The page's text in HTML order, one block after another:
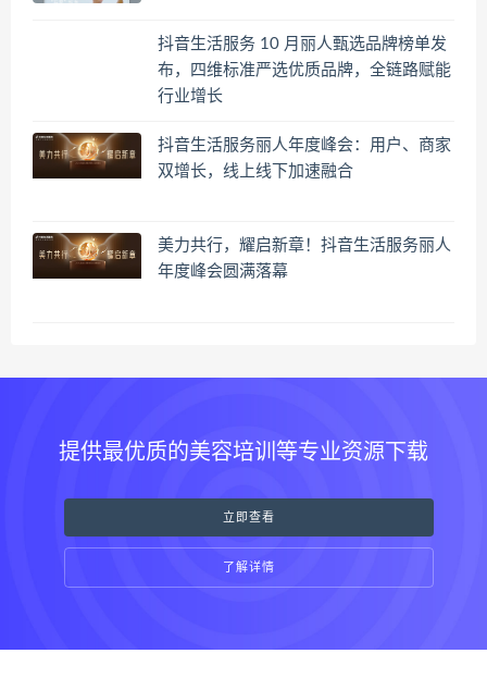
抖音生活服务 10 月丽人甄选品牌榜单发
布，四维标准严选优质品牌，全链路赋能
行业增长
抖音生活服务丽人年度峰会：用户、商家
双增长，线上线下加速融合
美力共行，耀启新章！抖音生活服务丽人
年度峰会圆满落幕
提供最优质的美容培训等专业资源下载
立即查看
了解详情